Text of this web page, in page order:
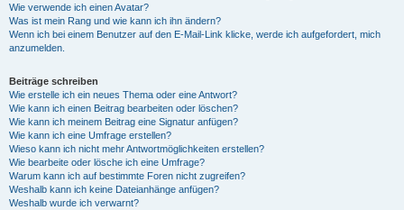
Wie verwende ich einen Avatar?
Was ist mein Rang und wie kann ich ihn ändern?
Wenn ich bei einem Benutzer auf den E-Mail-Link klicke, werde ich aufgefordert, mich
anzumelden.
Beiträge schreiben
Wie erstelle ich ein neues Thema oder eine Antwort?
Wie kann ich einen Beitrag bearbeiten oder löschen?
Wie kann ich meinem Beitrag eine Signatur anfügen?
Wie kann ich eine Umfrage erstellen?
Wieso kann ich nicht mehr Antwortmöglichkeiten erstellen?
Wie bearbeite oder lösche ich eine Umfrage?
Warum kann ich auf bestimmte Foren nicht zugreifen?
Weshalb kann ich keine Dateianhänge anfügen?
Weshalb wurde ich verwarnt?